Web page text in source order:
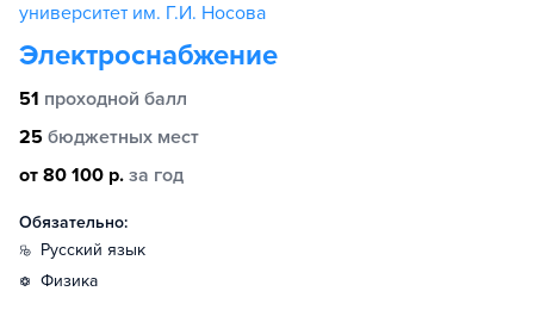
университет им. Г.И. Носова
Электроснабжение
51 проходной балл
25 бюджетных мест
от 80 100 р. за год
Обязательно:
русский язык
физика